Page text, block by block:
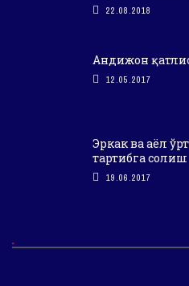
22.08.2018
Андижон
12.05.2017
Эркак ва аёл
тартибга солиш
19.06.2017